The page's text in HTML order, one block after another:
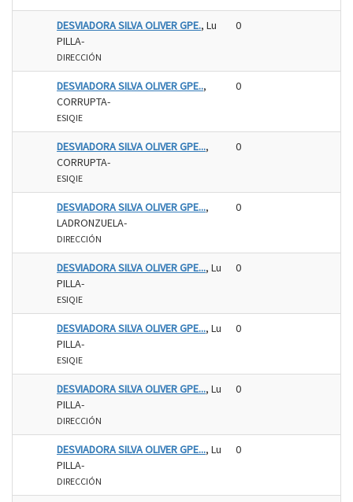
DESVIADORA SILVA OLIVER GPE., Lu
PILLA-
DIRECCIÓN
0
DESVIADORA SILVA OLIVER GPE..,
CORRUPTA-
ESIQIE
0
DESVIADORA SILVA OLIVER GPE...,
CORRUPTA-
ESIQIE
0
DESVIADORA SILVA OLIVER GPE...,
LADRONZUELA-
DIRECCIÓN
0
DESVIADORA SILVA OLIVER GPE..., Lu
PILLA-
ESIQIE
0
DESVIADORA SILVA OLIVER GPE..., Lu
PILLA-
ESIQIE
0
DESVIADORA SILVA OLIVER GPE..., Lu
PILLA-
DIRECCIÓN
0
DESVIADORA SILVA OLIVER GPE..., Lu
PILLA-
DIRECCIÓN
0